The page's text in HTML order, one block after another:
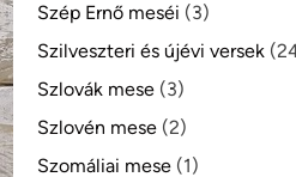
Szép Ernő meséi (3)
Szilveszteri és újévi versek
Szlovák mese (3)
Szlovén mese (2)
Szomáliai mese (1)